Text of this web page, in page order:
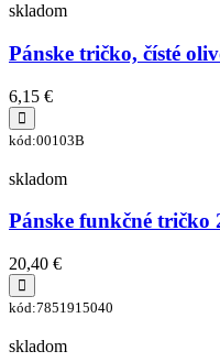
skladom
Pánske tričko, čísté
6,15 €
kód:00103B
skladom
Pánske funkčné
20,40 €
kód:7851915040
skladom